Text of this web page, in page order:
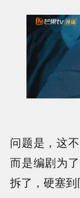
问题是，这
而是编剧为
拆了，硬塞到